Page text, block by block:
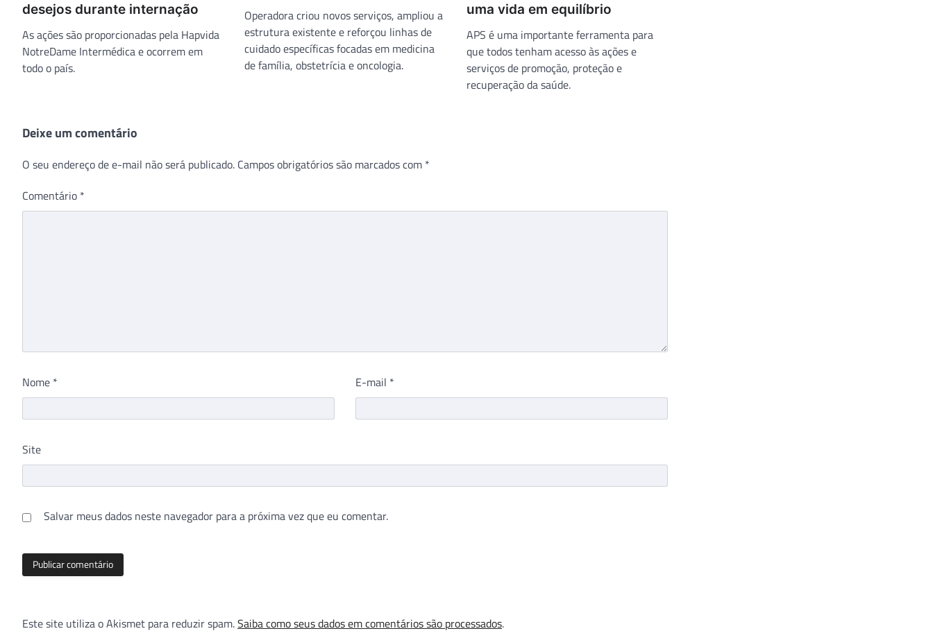
desejos durante internação
As ações são proporcionadas pela Hapvida
NotreDame Intermédica e ocorrem em
todo o país.
Operadora criou novos serviços, ampliou a
estrutura existente e reforçou linhas de
cuidado específicas focadas em medicina
de família, obstetrícia e oncologia.
uma vida em equilíbrio
APS é uma importante ferramenta para
que todos tenham acesso às ações e
serviços de promoção, proteção e
recuperação da saúde.
Deixe um comentário
O seu endereço de e-mail não será publicado. Campos obrigatórios são marcados com *
Comentário *
Nome * E-mail *
Site
Salvar meus dados neste navegador para a próxima vez que eu comentar.
Este site utiliza o Akismet para reduzir spam.Saiba como seus dados em comentários são processados.